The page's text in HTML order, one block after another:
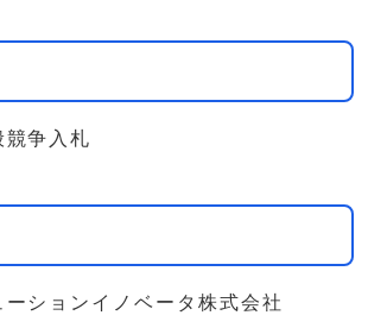
競争入札
ーションイノベータ株式会社